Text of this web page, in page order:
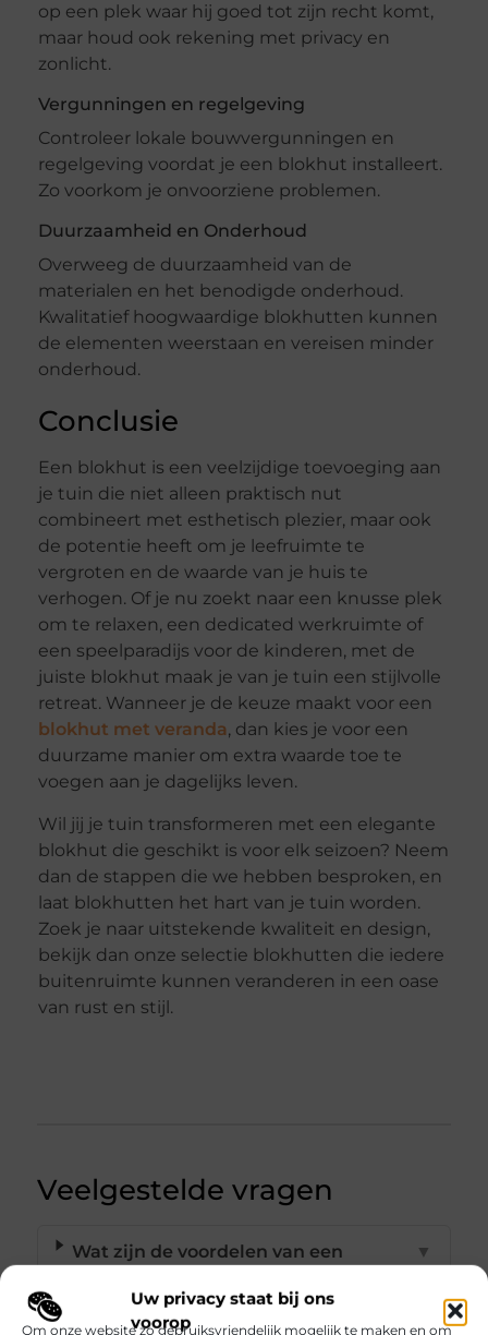
Uw privacy staat bij ons
voorop
Om onze website zo gebruiksvriendelijk mogelijk te maken en om
op een plek waar hij goed tot zijn recht komt,
maar houd ook rekening met privacy en
zonlicht.
Vergunningen en regelgeving
Controleer lokale bouwvergunningen en
regelgeving voordat je een blokhut installeert.
Zo voorkom je onvoorziene problemen.
Duurzaamheid en Onderhoud
Overweeg de duurzaamheid van de
materialen en het benodigde onderhoud.
Kwalitatief hoogwaardige blokhutten kunnen
de elementen weerstaan en vereisen minder
onderhoud.
Conclusie
Een blokhut is een veelzijdige toevoeging aan
je tuin die niet alleen praktisch nut
combineert met esthetisch plezier, maar ook
de potentie heeft om je leefruimte te
vergroten en de waarde van je huis te
verhogen. Of je nu zoekt naar een knusse plek
om te relaxen, een dedicated werkruimte of
een speelparadijs voor de kinderen, met de
juiste blokhut maak je van je tuin een stijlvolle
retreat. Wanneer je de keuze maakt voor een
blokhut met veranda, dan kies je voor een
duurzame manier om extra waarde toe te
voegen aan je dagelijks leven.
Wil jij je tuin transformeren met een elegante
blokhut die geschikt is voor elk seizoen? Neem
dan de stappen die we hebben besproken, en
laat blokhutten het hart van je tuin worden.
Zoek je naar uitstekende kwaliteit en design,
bekijk dan onze selectie blokhutten die iedere
buitenruimte kunnen veranderen in een oase
van rust en stijl.
Veelgestelde vragen
Wat zijn de voordelen van een
▼